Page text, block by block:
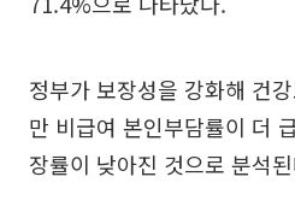
정부가 보장성을 강화해 건
만 비급여 본인부담률이 더
장률이 낮아진 것으로 분석